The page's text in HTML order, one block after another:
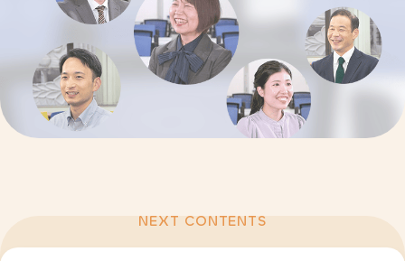
NEXT CONTENTS